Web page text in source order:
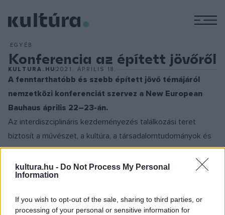
kultura.hu - Do Not Process My Personal
Information
If you wish to opt-out of the sale, sharing to third parties, or
processing of your personal or sensitive information for
EGYÉB
Konferencia az épített jövőről
KULTURA.HU 2021. ÁPRILIS 18.
A fenntarthatóbb és szebb épített jövő témájáról
nemzetközi konferenciát szervez a New European
Bauhaus április 22–23-án.
Az interdiszciplináris kezdeményezés találkozási teret
biztosít a művészet, a kultúra, a társadalomtudományok és
a technológiák számára. Ebben a keresztmetszetben
kollektív tudás- és tapasztalatmegosztással tervezik meg a
résztvevők a jövőt jelentő zöldlakóhelyeket, a
fenntarthatóság és a szépség jegyében.